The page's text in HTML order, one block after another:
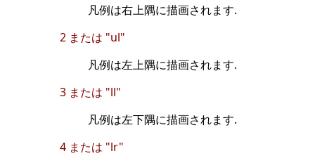
凡例は右上隅に描画されます.
2 または "ul"
凡例は左上隅に描画されます.
3 または "ll"
凡例は左下隅に描画されます.
4 または "lr"